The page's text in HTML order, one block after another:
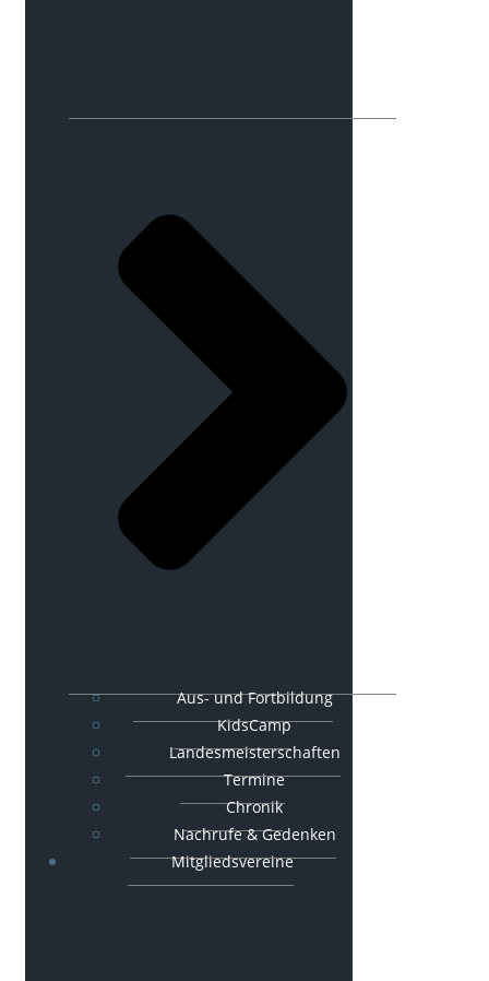
Aus- und Fortbildung
KidsCamp
Landesmeisterschaften
Termine
Chronik
Nachrufe & Gedenken
Mitgliedsvereine